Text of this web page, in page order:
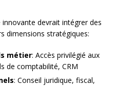
devrait intégrer des
dimensions stratégiques:
métier: Accès privilégié aux
de comptabilité, CRM
: Conseil juridique, fiscal,